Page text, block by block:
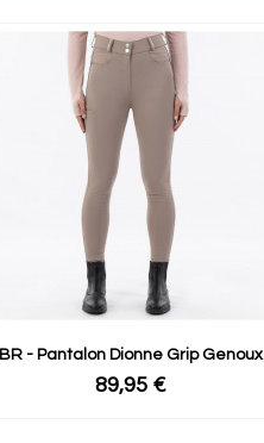
BR - Pantalon Dionne Grip Genoux
89,95 €